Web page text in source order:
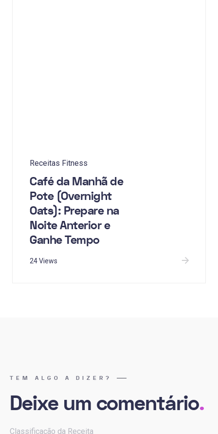
Receitas Fitness
Café da Manhã de
Pote (Overnight
Oats): Prepare na
Noite Anterior e
Ganhe Tempo
24 Views
TEM ALGO A DIZER?
Deixe um comentário.
Classificação da Receita